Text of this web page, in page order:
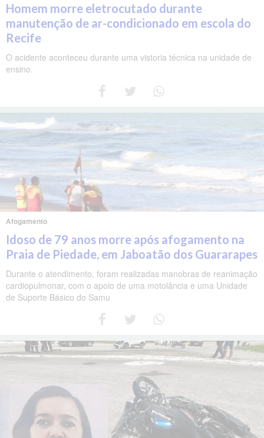
Homem morre eletrocutado durante
manutenção de ar-condicionado em escola do
Recife
O acidente aconteceu durante uma vistoria técnica na unidade de
ensino.
Afogamento
Idoso de 79 anos morre após afogamento na
Praia de Piedade, em Jaboatão dos Guararapes
Durante o atendimento, foram realizadas manobras de reanimação
cardiopulmonar, com o apoio de uma motolância e uma Unidade
de Suporte Básico do Samu